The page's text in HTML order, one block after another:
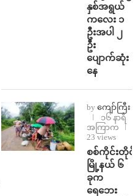
နှစ်အရွယ်
ကလေး ၁
ဦးအပါ ၂
ဦး
ပျောက်ဆုံး
နေ
by ကျော်ကြီး
၁၆ နာရီ
အကြာက
23 views
စစ်ကိုင်းတိုင်း
မြို့နယ် ၆
ခုက
ရေဘေး